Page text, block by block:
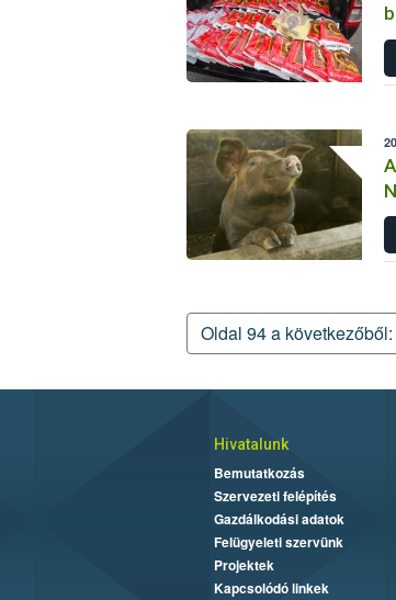
Oldal 94 a
Hivatalunk
Bemutatkozás
Szervezeti felépítés
Gazdálkodási adatok
Felügyeleti szervünk
Projektek
Kapcsolódó linkek